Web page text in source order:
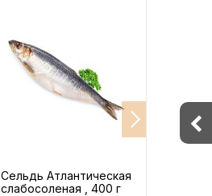
Сельдь Атлантическая
слабосоленая , 400 г